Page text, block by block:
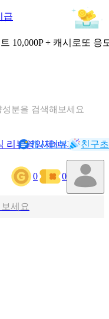
급
10,000P + 캐시로또 응
분을 검색해보세요
뷰를 찾아보세요
리뷰영양제NEW기록
캐시리뷰 친구
0 0
세요